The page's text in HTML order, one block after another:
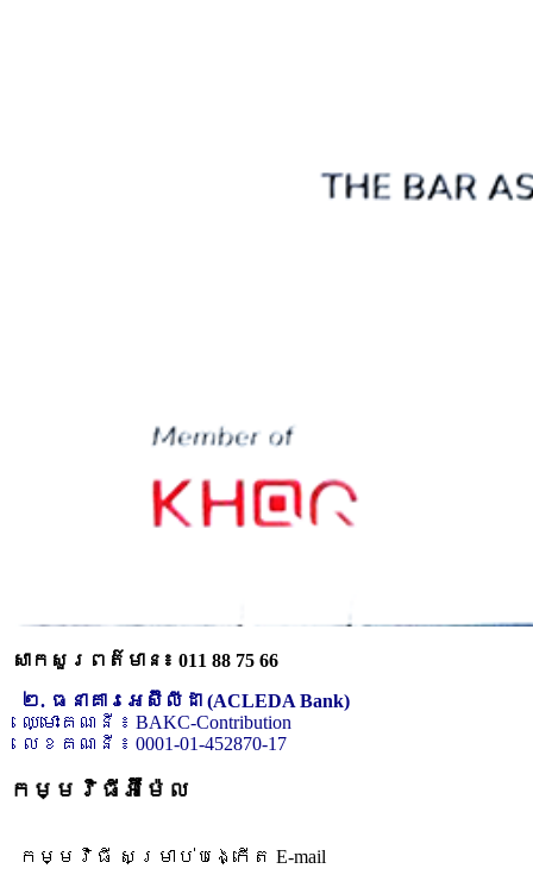
សាកសួរពត៌មាន៖ 011 88 75 66
២. ធនាគារអេស៊ីលីដា (ACLEDA Bank)
ឈ្មោះគណនី ៖ BAKC-Contribution
លេខគណនី ៖ 0001-01-452870-17
កម្មវិធីអ៊ីម៉ែល
កម្មវិធី សម្រាប់បង្កើត E-mail